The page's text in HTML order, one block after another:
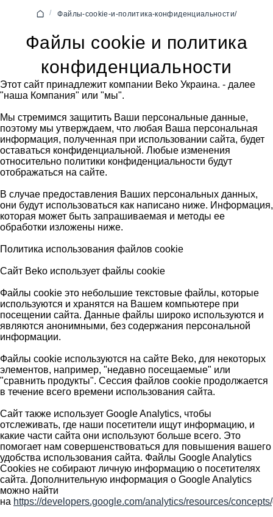
/ Файлы-cookie-и-политика-конфиденциальности/
Файлы cookie и политика
конфиденциальности
Этот сайт принадлежит компании Beko Украина. - далее
"наша Компания" или "мы".
Мы стремимся защитить Ваши персональные данные,
поэтому мы утверждаем, что любая Ваша персональная
информация, полученная при использовании сайта, будет
оставаться конфиденциальной. Любые изменения
относительно политики конфиденциальности будут
отображаться на сайте.
В случае предоставления Ваших персональных данных,
они будут использоваться как написано ниже. Информация,
которая может быть запрашиваемая и методы ее
обработки изложены ниже.
Политика использования файлов cookie
Сайт Beko использует файлы cookie
Файлы cookie это небольшие текстовые файлы, которые
используются и хранятся на Вашем компьютере при
посещении сайта. Данные файлы широко используются и
являются анонимными, без содержания персональной
информации.
Файлы cookie используются на сайте Beko, для некоторых
элементов, например, "недавно посещаемые" или
"сравнить продукты". Сессия файлов cookie продолжается
в течение всего времени использования сайта.
Сайт также использует Google Analytics, чтобы
отслеживать, где наши посетители ищут информацию, и
какие части сайта они используют больше всего. Это
помогает нам совершенствоваться для повышения вашего
удобства использования сайта. Файлы Google Analytics
Cookies не собирают личную информацию о посетителях
сайта. Дополнительную информация о Google Analytics
можно найти
на https://developers.google.com/analytics/resources/